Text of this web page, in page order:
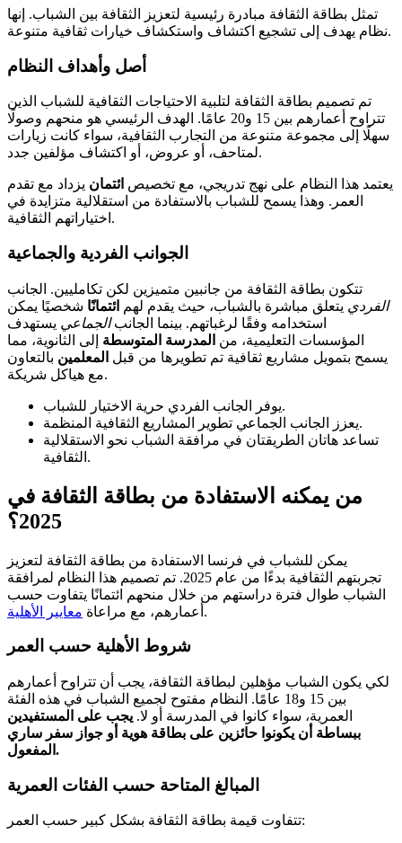
تمثل بطاقة الثقافة مبادرة رئيسية لتعزيز الثقافة بين الشباب. إنها
نظام يهدف إلى تشجيع اكتشاف واستكشاف خيارات ثقافية متنوعة.
أصل وأهداف النظام
تم تصميم بطاقة الثقافة لتلبية الاحتياجات الثقافية للشباب الذين
تتراوح أعمارهم بين 15 و20 عامًا. الهدف الرئيسي هو منحهم وصولًا
سهلًا إلى مجموعة متنوعة من التجارب الثقافية، سواء كانت زيارات
لمتاحف، أو عروض، أو اكتشاف مؤلفين جدد.
يعتمد هذا النظام على نهج تدريجي، مع تخصيص ائتمان يزداد مع تقدم
العمر. وهذا يسمح للشباب بالاستفادة من استقلالية متزايدة في
اختياراتهم الثقافية.
الجوانب الفردية والجماعية
تتكون بطاقة الثقافة من جانبين متميزين لكن تكامليين. الجانب
الفردي يتعلق مباشرة بالشباب، حيث يقدم لهم ائتمانًا شخصيًا يمكن
استخدامه وفقًا لرغباتهم. بينما الجانبالجماعي يستهدف
المؤسسات التعليمية، من المدرسة المتوسطة إلى الثانوية، مما
يسمح بتمويل مشاريع ثقافية تم تطويرها من قبل المعلمين بالتعاون
مع هياكل شريكة.
يوفر الجانب الفردي حرية الاختيار للشباب.
يعزز الجانب الجماعي تطوير المشاريع الثقافية المنظمة.
تساعد هاتان الطريقتان في مرافقة الشباب نحو الاستقلالية
الثقافية.
من يمكنه الاستفادة من بطاقة الثقافة في
2025؟
يمكن للشباب في فرنسا الاستفادة من بطاقة الثقافة لتعزيز
تجربتهم الثقافية بدءًا من عام 2025. تم تصميم هذا النظام لمرافقة
الشباب طوال فترة دراستهم من خلال منحهم ائتمانًا يتفاوت حسب
أعمارهم، مع مراعاة معايير الأهلية .
شروط الأهلية حسب العمر
لكي يكون الشباب مؤهلين لبطاقة الثقافة، يجب أن تتراوح أعمارهم
بين 15 و18 عامًا. النظام مفتوح لجميع الشباب في هذه الفئة
العمرية، سواء كانوا في المدرسة أو لا. يجب على المستفيدين
ببساطة أن يكونوا حائزين على بطاقة هوية أو جواز سفر ساري
المفعول.
المبالغ المتاحة حسب الفئات العمرية
تتفاوت قيمة بطاقة الثقافة بشكل كبير حسب العمر: